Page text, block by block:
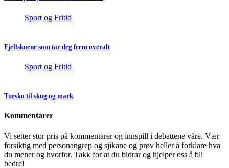
Sport og Fritid
Fjellskoene som tar deg frem overalt
Sport og Fritid
Tursko til skog og mark
Kommentarer
Vi setter stor pris på kommentarer og innspill i debattene våre. Vær
forsiktig med personangrep og sjikane og prøv heller å forklare hva
du mener og hvorfor. Takk for at du bidrar og hjelper oss å bli
bedre!